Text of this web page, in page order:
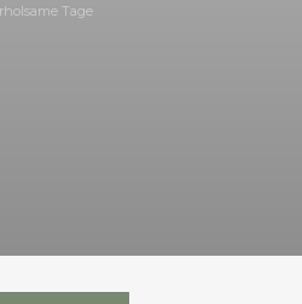
Tage